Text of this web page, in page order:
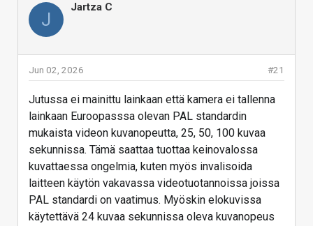
Kuten tuossa yllä jo todettiinkin, saa tosiaan
kevyellä painalluksella tarkennettua ja
äänenvoimakkuuspainikkeisiin saa ohjelmoitua
kuvan ottamisen tai zoomaamisen.
Korjattu/päivitetty artikkeliin.
J
Jartza C
#21
Jun 02, 2026
Jutussa ei mainittu lainkaan että kamera ei tallenna
lainkaan Euroopasssa olevan PAL standardin
mukaista videon kuvanopeutta, 25, 50, 100 kuvaa
sekunnissa. Tämä saattaa tuottaa keinovalossa
kuvattaessa ongelmia, kuten myös invalisoida
laitteen käytön vakavassa videotuotannoissa joissa
PAL standardi on vaatimus. Myöskin elokuvissa
käytettävä 24 kuvaa sekunnissa oleva kuvanopeus